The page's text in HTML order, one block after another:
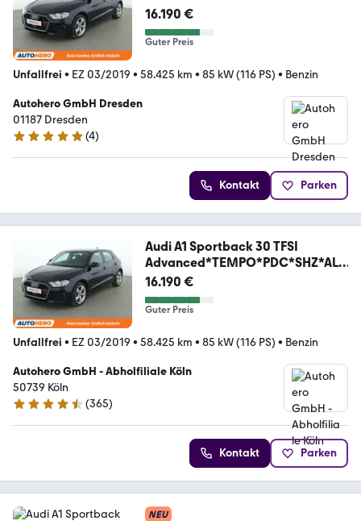
*
16.190 €
Guter Preis
Unfallfrei • EZ 03/2019 • 58.425 km • 85 kW (116 PS) • Benzin
Autohero GmbH Dresden
01187 Dresden
5 Sterne
(4)
Kontakt Parken
Audi A1 Sportback 30 TFSI
Advanced*TEMPO*PDC*SHZ*ALU
*
16.190 €
Guter Preis
Unfallfrei • EZ 03/2019 • 58.425 km • 85 kW (116 PS) • Benzin
Autohero GmbH - Abholfiliale Köln
50739 Köln
4.6 Sterne
(365)
Kontakt Parken
NEU